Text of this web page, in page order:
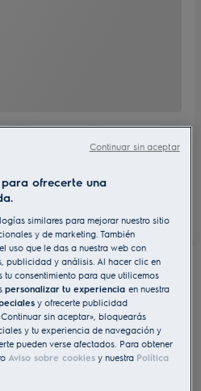
ofrecerte una
similares para mejorar nuestro sitio
y de marketing. También
uso que le das a nuestra web con
publicidad y análisis. Al hacer clic en
consentimiento para que utilicemos
personalizar tu experienciaen nuestra
y ofrecerte publicidad
sin aceptar», bloquearás
y tu experiencia de navegación y
pueden verse afectados. Para obtener
Aviso sobre cookies y nuestra Política
Continuar sin aceptar